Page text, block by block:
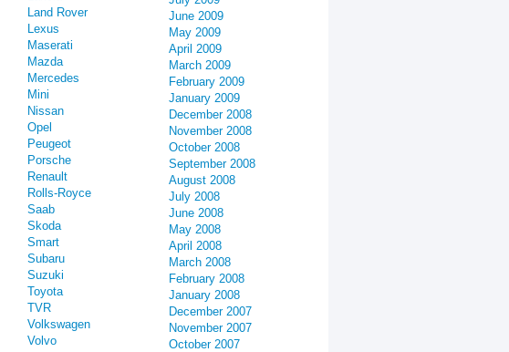
Land Rover
Lexus
Maserati
Mazda
Mercedes
Mini
Nissan
Opel
Peugeot
Porsche
Renault
Rolls-Royce
Saab
Skoda
Smart
Subaru
Suzuki
Toyota
TVR
Volkswagen
Volvo
June 2009
May 2009
April 2009
March 2009
February 2009
January 2009
December 2008
November 2008
October 2008
September 2008
August 2008
July 2008
June 2008
May 2008
April 2008
March 2008
February 2008
January 2008
December 2007
November 2007
October 2007